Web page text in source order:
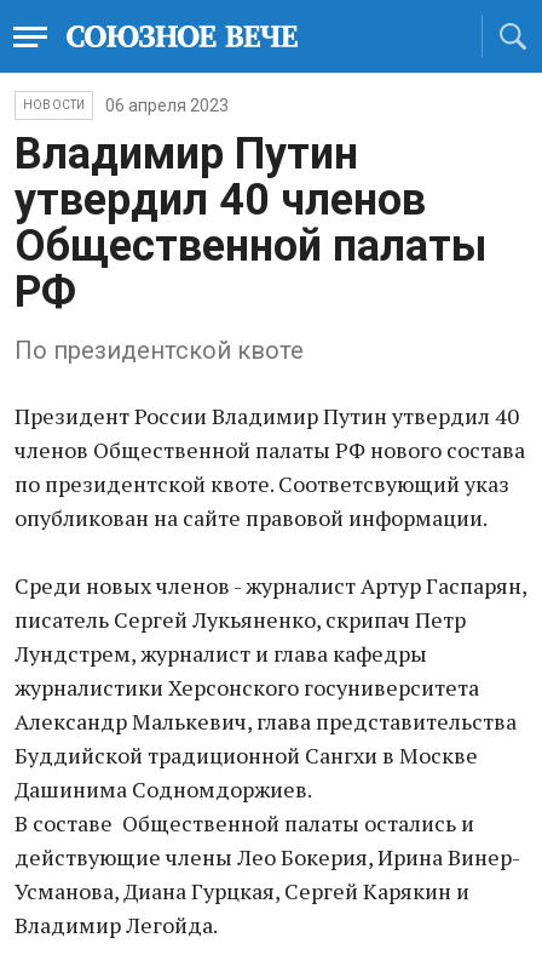
НОВОСТИ 06 апреля 2023
Владимир Путин
утвердил 40 членов
Общественной палаты
РФ
По президентской квоте
Президент России Владимир Путин утвердил 40
членов Общественной палаты РФ нового состава
по президентской квоте. Соответсвующий указ
опубликован на сайте правовой информации.
Среди новых членов - журналист Артур Гаспарян,
писатель Сергей Лукьяненко, скрипач Петр
Лундстрем, журналист и глава кафедры
журналистики Херсонского госуниверситета
Александр Малькевич, глава представительства
Буддийской традиционной Сангхи в Москве
Дашинима Содномдоржиев.
В составе Общественной палаты остались и
действующие члены Лео Бокерия, Ирина Винер-
Усманова, Диана Гурцкая, Сергей Карякин и
Владимир Легойда.